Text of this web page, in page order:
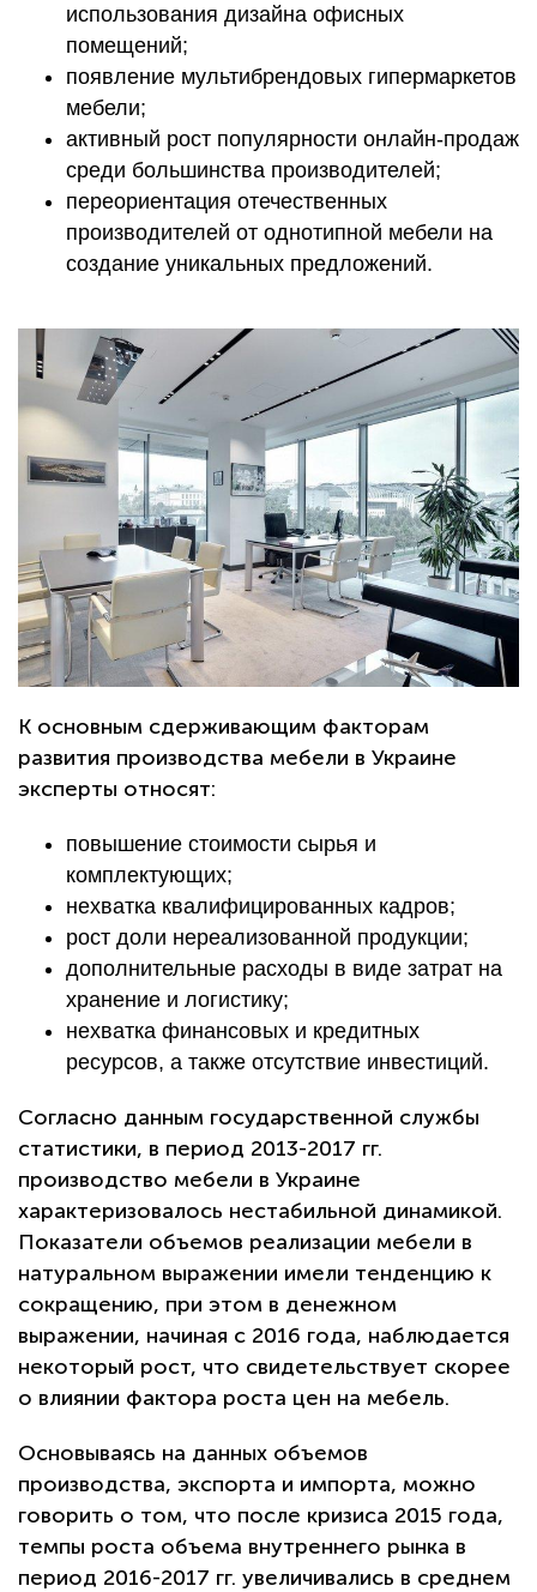
использования дизайна офисных
помещений;
появление мультибрендовых гипермаркетов
мебели;
активный рост популярности онлайн-продаж
среди большинства производителей;
переориентация отечественных
производителей от однотипной мебели на
создание уникальных предложений.
К основным сдерживающим факторам
развития производства мебели в Украине
эксперты относят:
повышение стоимости сырья и
комплектующих;
нехватка квалифицированных кадров;
рост доли нереализованной продукции;
дополнительные расходы в виде затрат на
хранение и логистику;
нехватка финансовых и кредитных
ресурсов, а также отсутствие инвестиций.
Согласно данным государственной службы
статистики, в период 2013-2017 гг.
производство мебели в Украине
характеризовалось нестабильной динамикой.
Показатели объемов реализации мебели в
натуральном выражении имели тенденцию к
сокращению, при этом в денежном
выражении, начиная с 2016 года, наблюдается
некоторый рост, что свидетельствует скорее
о влиянии фактора роста цен на мебель.
Основываясь на данных объемов
производства, экспорта и импорта, можно
говорить о том, что после кризиса 2015 года,
темпы роста объема внутреннего рынка в
период 2016-2017 гг. увеличивались в среднем